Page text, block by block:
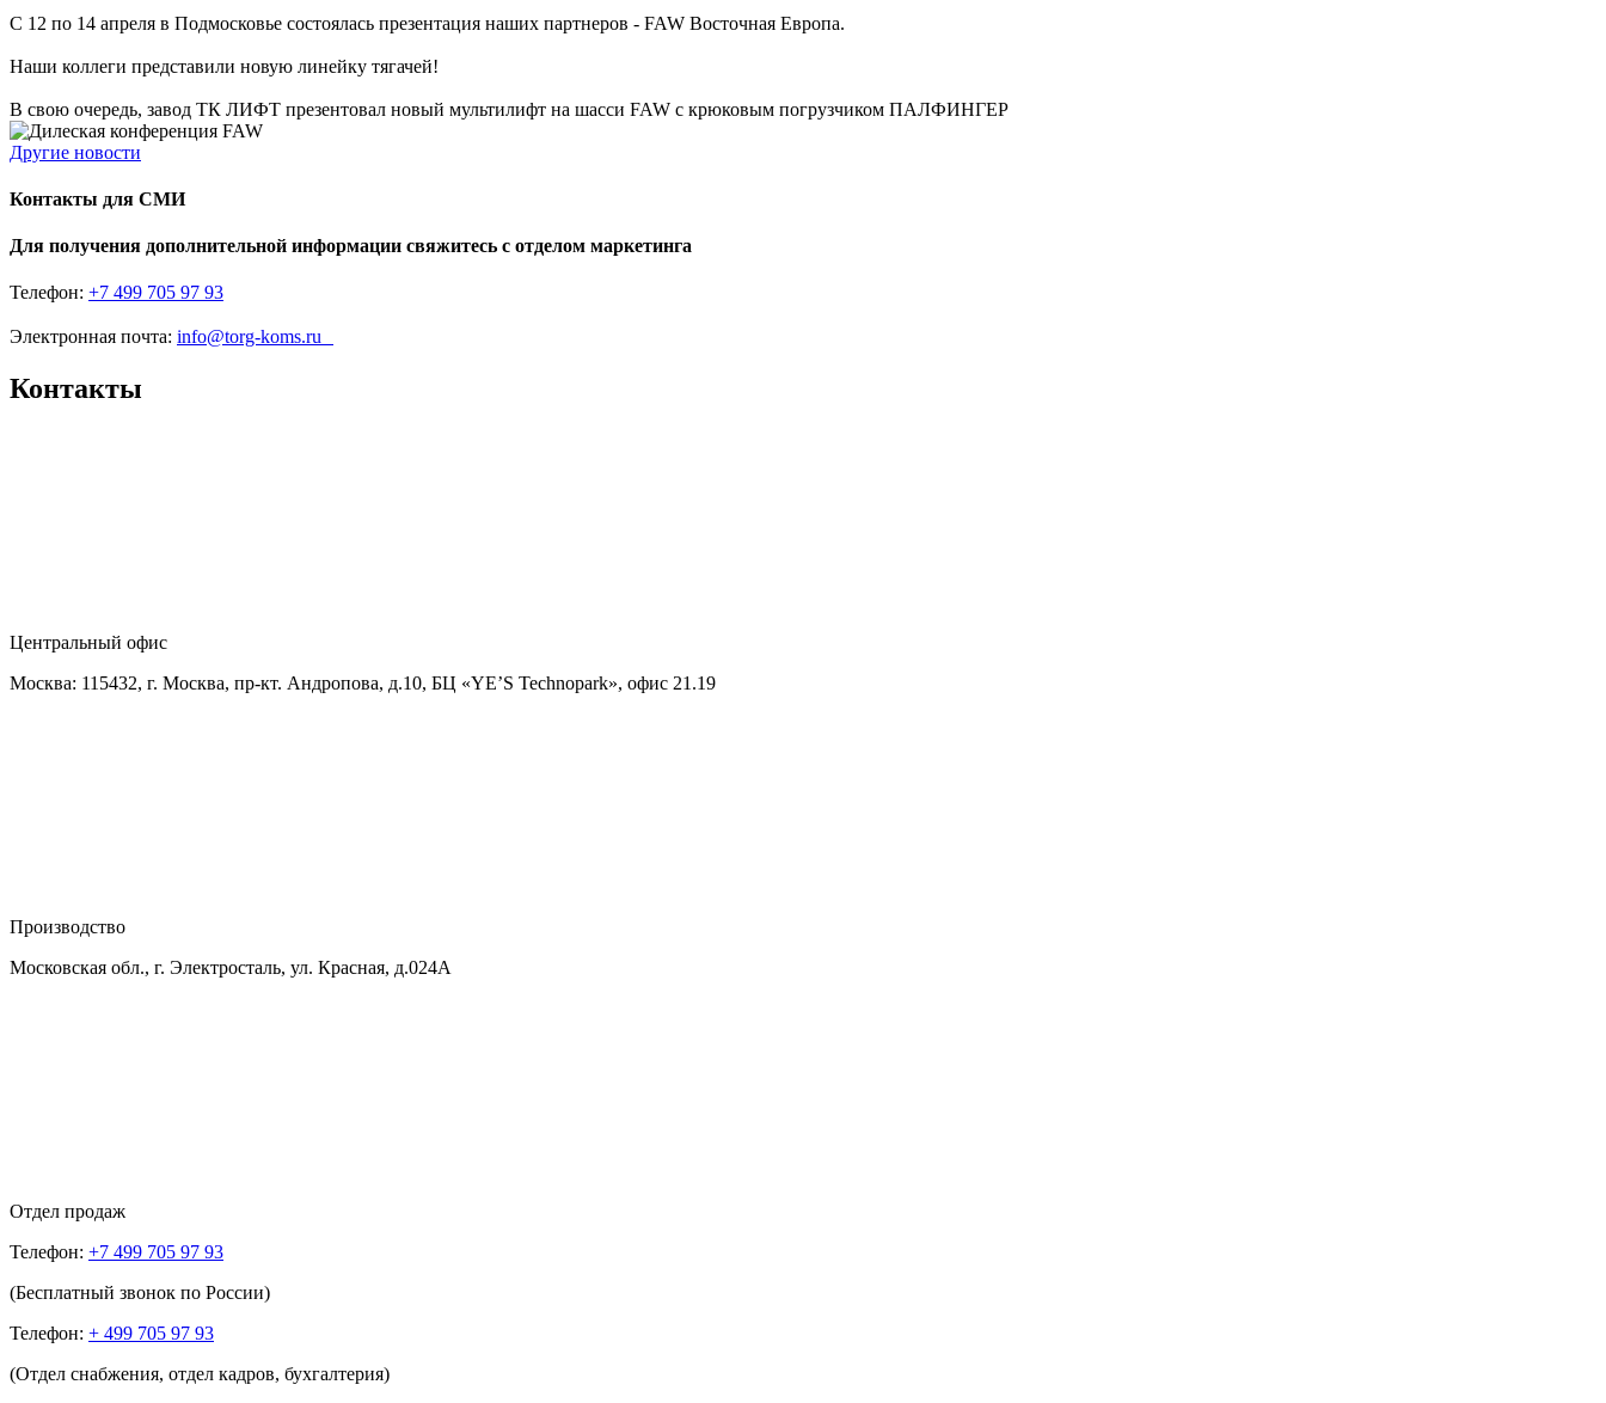
С 12 по 14 апреля в Подмосковье состоялась презентация наших партнеров - FAW Восточная Европа.
Наши коллеги представили новую линейку тягачей!
В свою очередь, завод ТК ЛИФТ презентовал новый мультилифт на шасси FAW с крюковым погрузчиком ПАЛФИНГЕР
Другие новости
Контакты для СМИ
Для получения дополнительной информации свяжитесь с отделом маркетинга
Телефон: +7 499 705 97 93
Электронная почта: info@torg-koms.ru
Контакты
Центральный офис
Москва: 115432, г. Москва, пр-кт. Андропова, д.10, БЦ «YE’S Technopark», офис 21.19
Производство
Московская обл., г. Электросталь, ул. Красная, д.024А
Отдел продаж
Телефон: +7 499 705 97 93
(Бесплатный звонок по России)
Телефон: + 499 705 97 93
(Отдел снабжения, отдел кадров, бухгалтерия)